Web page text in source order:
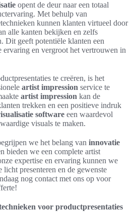
opent de deur naar een totaal
Met behulp van
kunnen klanten virtueel door
alle kanten bekijken en zelfs
Dit geeft potentiële klanten een
ervaring en vergroot het vertrouwen in
te creëren, is het
artist impression service te
artist impression kan de
trekken en een positieve indruk
software een waardevol
visuals te maken.
we het belang van innovatie
bieden we een complete artist
expertise en ervaring kunnen we
presenteren en de gewenste
nog contact met ons op voor
voor productpresentaties